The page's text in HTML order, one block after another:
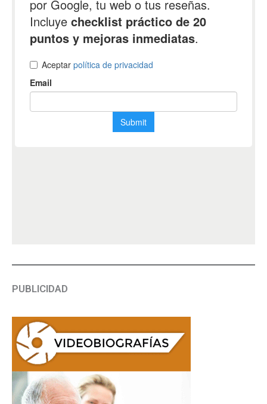
PUBLICIDAD